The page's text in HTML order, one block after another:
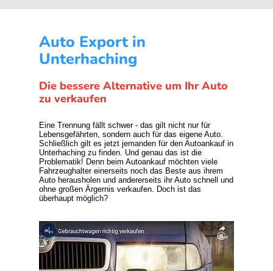
Auto Export in
Unterhaching
Die bessere Alternative um Ihr Auto
zu verkaufen
Eine Trennung fällt schwer - das gilt nicht nur für
Lebensgefährten, sondern auch für das eigene Auto.
Schließlich gilt es jetzt jemanden für den Autoankauf in
Unterhaching zu finden. Und genau das ist die
Problematik! Denn beim Autoankauf möchten viele
Fahrzeughalter einerseits noch das Beste aus ihrem
Auto herausholen und andererseits ihr Auto schnell und
ohne großen Ärgernis verkaufen. Doch ist das
überhaupt möglich?